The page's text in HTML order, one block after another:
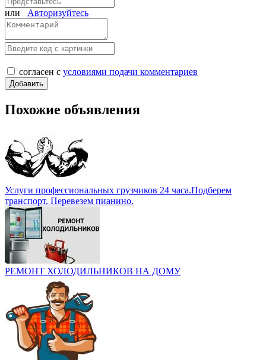
или Авторизуйтесь
согласен с условиями подачи комментариев
Похожие объявления
Услуги профессиональных грузчиков 24 часа.Подберем
транспорт. Перевезем пианино.
РЕМОНТ ХОЛОДИЛЬНИКОВ НА ДОМУ